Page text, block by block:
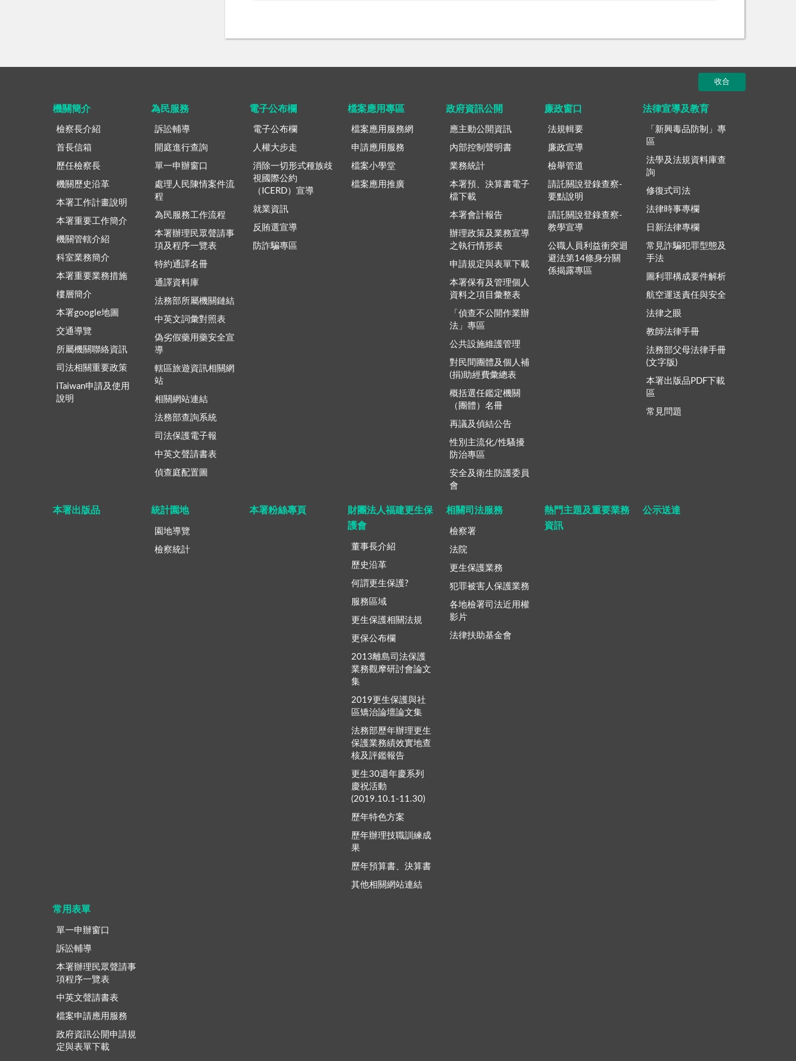
收合
機關簡介
檢察長介紹
首長信箱
歷任檢察長
機關歷史沿革
本署工作計畫說明
本署重要工作簡介
機關管轄介紹
科室業務簡介
本署重要業務措施
樓層簡介
本署google地圖
交通導覽
所屬機關聯絡資訊
司法相關重要政策
iTaiwan申請及使用
說明
為民服務
訴訟輔導
開庭進行查詢
單一申辦窗口
處理人民陳情案件流
程
為民服務工作流程
本署辦理民眾聲請事
項及程序一覽表
特約通譯名冊
通譯資料庫
法務部所屬機關鏈結
中英文詞彙對照表
偽劣假藥用藥安全宣
導
轄區旅遊資訊相關網
站
相關網站連結
法務部查詢系統
司法保護電子報
中英文聲請書表
偵查庭配置圖
電子公布欄
電子公布欄
人權大步走
消除一切形式種族歧
視國際公約
（ICERD）宣導
就業資訊
反賄選宣導
防詐騙專區
檔案應用專區
檔案應用服務網
申請應用服務
檔案小學堂
檔案應用推廣
政府資訊公開
應主動公開資訊
內部控制聲明書
業務統計
本署預、決算書電子
檔下載
本署會計報告
辦理政策及業務宣導
之執行情形表
申請規定與表單下載
本署保有及管理個人
資料之項目彙整表
「偵查不公開作業辦
法」專區
公共設施維護管理
對民間團體及個人補
(捐)助經費彙總表
概括選任鑑定機關
（團體）名冊
再議及偵結公告
性別主流化/性騷擾
防治專區
安全及衛生防護委員
會
廉政窗口
法規輯要
廉政宣導
檢舉管道
請託關說登錄查察-
要點說明
請託關說登錄查察-
教學宣導
公職人員利益衝突迴
避法第14條身分關
係揭露專區
法律宣導及教育
「新興毒品防制」專
區
法學及法規資料庫查
詢
修復式司法
法律時事專欄
日新法律專欄
常見詐騙犯罪型態及
手法
圖利罪構成要件解析
航空運送責任與安全
法律之眼
教師法律手冊
法務部父母法律手冊
(文字版)
本署出版品PDF下載
區
常見問題
本署出版品 統計園地
園地導覽
檢察統計
本署粉絲專頁
財團法人福建更生保
護會
董事長介紹
歷史沿革
何謂更生保護?
服務區域
更生保護相關法規
更保公布欄
2013離島司法保護
業務觀摩研討會論文
集
2019更生保護與社
區矯治論壇論文集
法務部歷年辦理更生
保護業務績效實地查
核及評鑑報告
更生30週年慶系列
慶祝活動
(2019.10.1-11.30)
歷年特色方案
歷年辦理技職訓練成
果
歷年預算書、決算書
其他相關網站連結
相關司法服務
檢察署
法院
更生保護業務
犯罪被害人保護業務
各地檢署司法近用權
影片
法律扶助基金會
熱門主題及重要業務
資訊
公示送達
常用表單
單一申辦窗口
訴訟輔導
本署辦理民眾聲請事
項程序一覽表
中英文聲請書表
檔案申請應用服務
政府資訊公開申請規
定與表單下載